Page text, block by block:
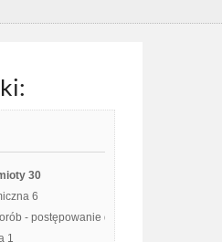
30
6
- postępowanie dietetyczne
1